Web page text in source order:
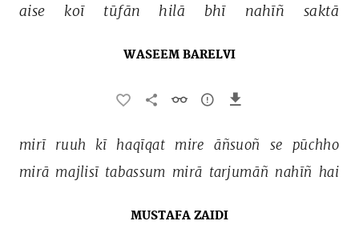
aise koī tūfān hilā bhī nahīñ saktā
WASEEM BARELVI
mirī ruuh kī haqīqat mire āñsuoñ se
pūchho
mirā majlisī tabassum mirā tarjumāñ nahīñ hai
MUSTAFA ZAIDI